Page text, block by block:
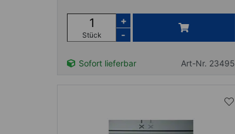
Stück
+
-
Sofort lieferbar Art-Nr. 23495